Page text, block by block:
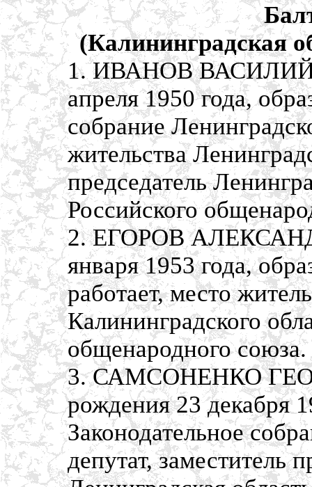
(Калининградская
1. ИВАНОВ ВАСИЛИЙ
апреля 1950 года,
собрание
жительства
председатель
Российского
2. ЕГОРОВ
января 1953 года,
работает, место
Калининградского
общенародного союза.
3. САМСОНЕНКО
рождения 23 декабря
Законодательное
депутат, заместитель